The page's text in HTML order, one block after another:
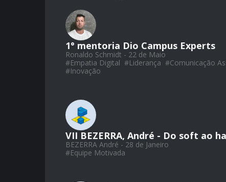
1° mentoria Dio Campus Experts
Ronaldo Schmidt - 22 de Maio
#Empatia Digital #Liderança #Comunicação
#Inovação
VII BEZERRA, André - Do soft ao
BEZERRA André - 28 de Janeiro
#Equipe Motivada